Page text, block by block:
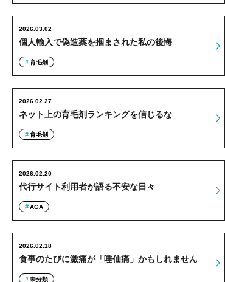
個人輸入で偽造薬を掴まされた私の後悔
2026.03.02
育毛剤
ネット上の育毛剤ランキングを信じるな
2026.02.27
育毛剤
代行サイト利用者が語る不安な日々
2026.02.20
AGA
食事のたびに激痛が「唾仙痛」かもしれません
2026.02.18
未分類